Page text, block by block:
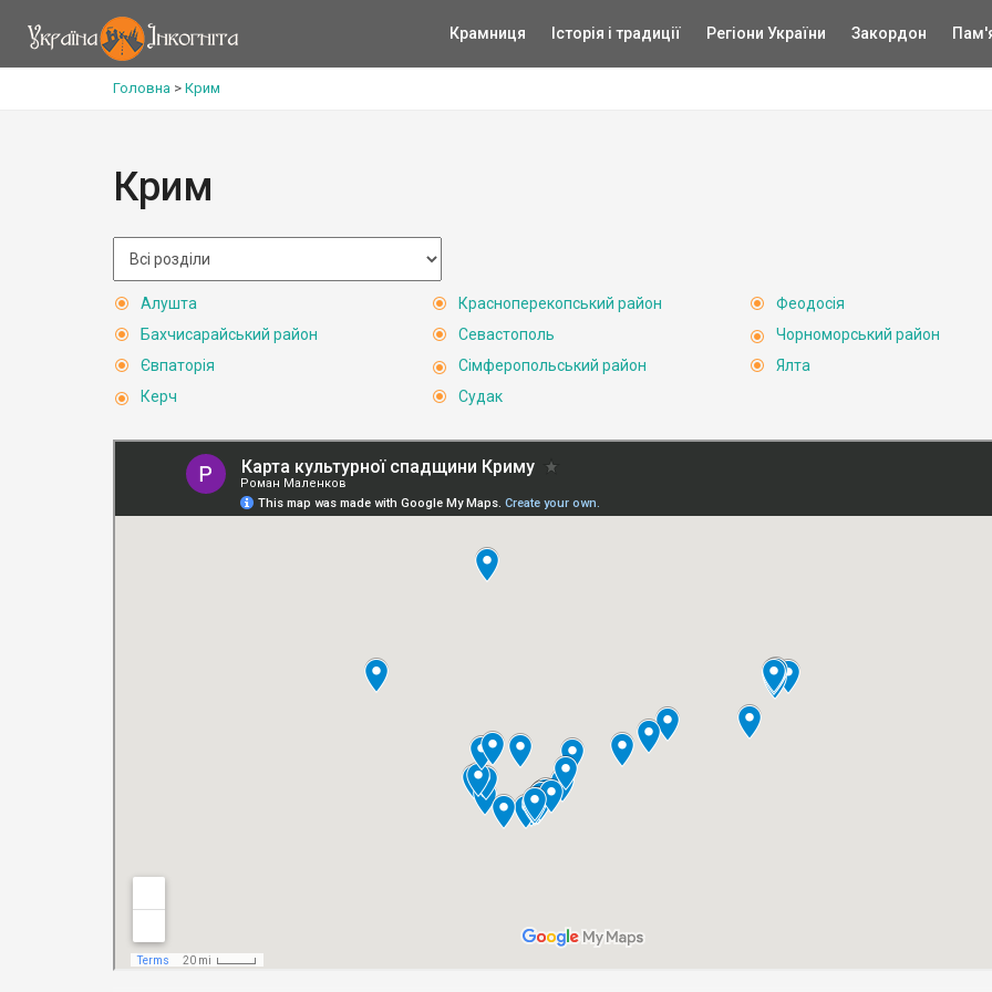
Крамниця Історія і традиції Регіони України Закордон
Головна > Крим
Крим
Алушта
Бахчисарайський район
Євпаторія
Керч
Красноперекопський район
Севастополь
Сімферопольський район
Судак
Феодосія
Чорноморський район
Ялта